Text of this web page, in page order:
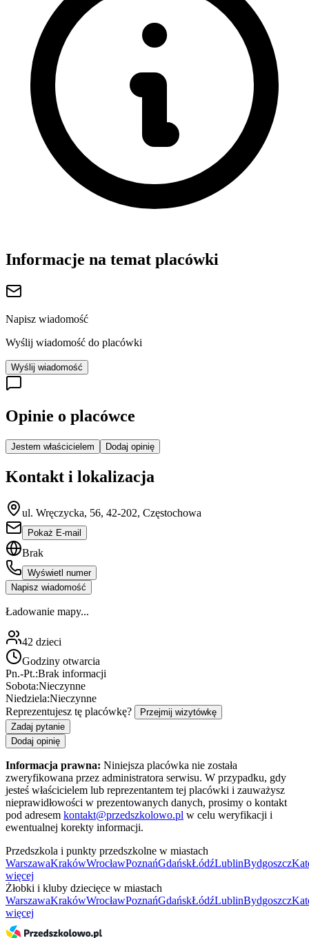
Informacje na temat placówki
Napisz wiadomość
Wyślij wiadomość do placówki
Wyślij wiadomość
Opinie o placówce
Jestem właścicielem Dodaj opinię
Kontakt i lokalizacja
ul. Wręczycka, 56, 42-202, Częstochowa
Pokaż E-mail
Brak
Wyświetl numer
Napisz wiadomość
Ładowanie mapy...
42 dzieci
Godziny otwarcia
Pn.-Pt.:Brak informacji
Sobota:Nieczynne
Niedziela:Nieczynne
Reprezentujesz tę placówkę?
Przejmij wizytówkę
Zadaj pytanie
Dodaj opinię
Informacja prawna: Niniejsza placówka nie została
zweryfikowana przez administratora serwisu. W przypadku, gdy
jesteś właścicielem lub reprezentantem tej placówki i zauważysz
nieprawidłowości w prezentowanych danych, prosimy o kontakt
pod adresem kontakt@przedszkolowo.pl w celu weryfikacji i
ewentualnej korekty informacji.
Przedszkola i punkty przedszkolne w miastach
WarszawaKrakówWrocławPoznańGdańskŁódźLublinBydgoszcz
więcej
Żłobki i kluby dziecięce w miastach
WarszawaKrakówWrocławPoznańGdańskŁódźLublinBydgoszcz
więcej